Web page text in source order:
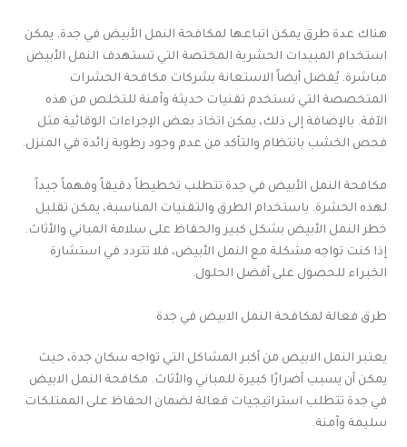
هناك عدة طرق يمكن اتباعها لمكافحة النمل الأبيض في جدة. يمكن
استخدام المبيدات الحشرية المختصة التي تستهدف النمل الأبيض
مباشرة. يُفضل أيضاً الاستعانة بشركات مكافحة الحشرات
المتخصصة التي تستخدم تقنيات حديثة وآمنة للتخلص من هذه
الآفة. بالإضافة إلى ذلك، يمكن اتخاذ بعض الإجراءات الوقائية مثل
فحص الخشب بانتظام والتأكد من عدم وجود رطوبة زائدة في المنزل.
مكافحة النمل الأبيض في جدة تتطلب تخطيطاً دقيقاً وفهماً جيداً
لهذه الحشرة. باستخدام الطرق والتقنيات المناسبة، يمكن تقليل
خطر النمل الأبيض بشكل كبير والحفاظ على سلامة المباني والأثاث.
إذا كنت تواجه مشكلة مع النمل الأبيض، فلا تتردد في استشارة
الخبراء للحصول على أفضل الحلول.
طرق فعالة لمكافحة النمل الابيض في جدة
يعتبر النمل الابيض من أكبر المشاكل التي تواجه سكان جدة، حيث
يمكن أن يسبب أضرارًا كبيرة للمباني والأثاث. مكافحة النمل الابيض
في جدة تتطلب استراتيجيات فعالة لضمان الحفاظ على الممتلكات
سليمة وآمنة.